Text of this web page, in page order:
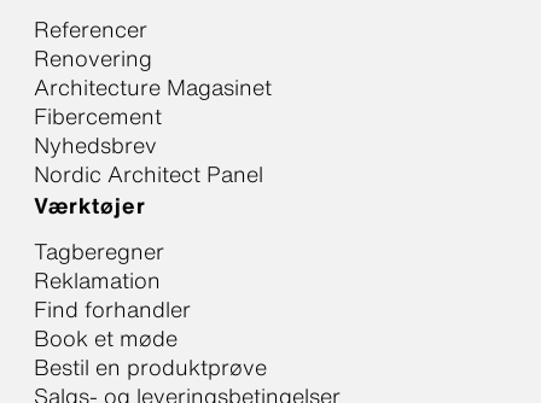
Referencer
Renovering
Architecture Magasinet
Fibercement
Nyhedsbrev
Nordic Architect Panel
Værktøjer
Tagberegner
Reklamation
Find forhandler
Book et møde
Bestil en produktprøve
Salgs- og leveringsbetingelser